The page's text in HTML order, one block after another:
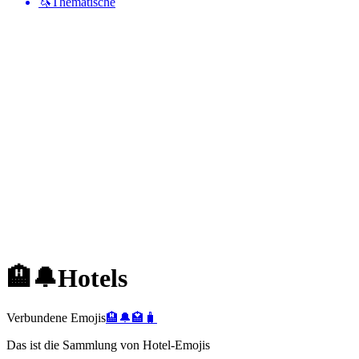
🏨🔔Hotels
Verbundene Emojis🏨 🔔🏩 🧳
Das ist die Sammlung von Hotel-Emojis